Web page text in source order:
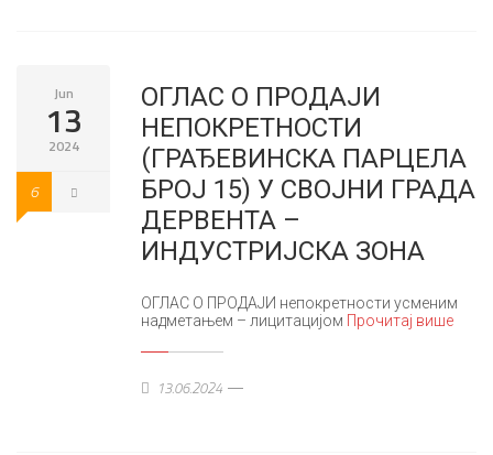
Jun
13
2024
6
ОГЛАС О ПРОДАЈИ
НЕПОКРЕТНОСТИ
(ГРАЂЕВИНСКА ПАРЦЕЛА
БРОЈ 15) У СВОЈНИ ГРАДА
ДЕРВЕНТА –
ИНДУСТРИЈСКА ЗОНА
ОГЛАС О ПРОДАЈИ непокретности усменим
надметањем – лицитацијом Прочитај више
13.06.2024